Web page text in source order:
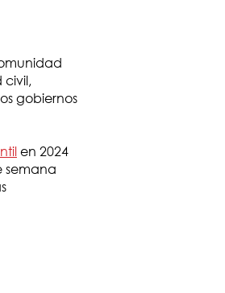
civil,
gobiernos
en 2024
semana